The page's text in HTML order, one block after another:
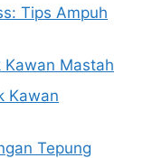
Tips Ampuh
Mastah
Kawan
Tepung